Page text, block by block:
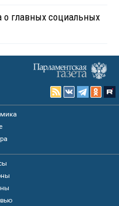
о главных социальных